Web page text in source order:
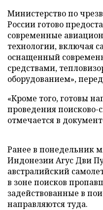
Министерство по
России готово
современные
технологии, включая
оснащенный
средствами,
оборудованием»,
«Кроме того, готовы
проведения поисково-
отмечается в
Ранее в понедельник
Индонезии Агус Дви
австралийский
в зоне поисков
задействованные в
направляются туда.